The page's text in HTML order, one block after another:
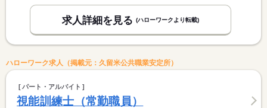
求人詳細を見る (ハローワークより転載)
ハローワーク求人（掲載元：久留米公共職業安定所）
パート・アルバイト
視能訓練士（常勤職員）